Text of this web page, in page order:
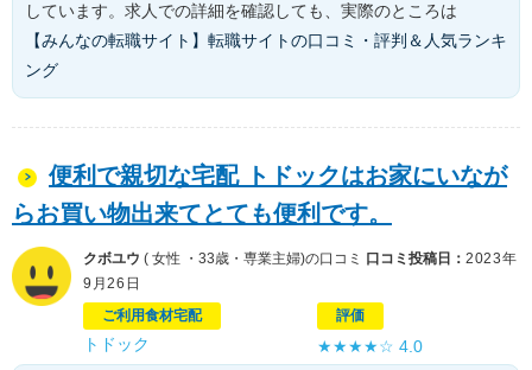
しています。求人での詳細を確認しても、実際のところは
【みんなの転職サイト】転職サイトの口コミ・評判＆人気ランキ
ング
便利で親切な宅配 トドックはお家にいなが
らお買い物出来てとても便利です。
クボユウ ( 女性 ・33歳・専業主婦)の口コミ 口コミ投稿日： 2023年
9月26日
ご利用食材宅配
トドック
評価
★★★★☆4.0